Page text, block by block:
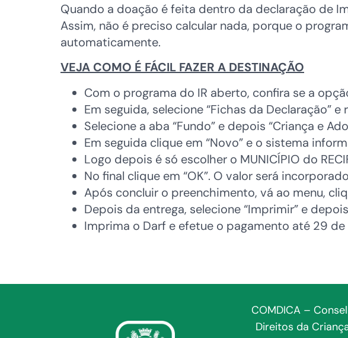
Quando a doação é feita dentro da declaração de
Assim, não é preciso calcular nada, porque o
automaticamente.
VEJA COMO É FÁCIL FAZER A DESTINAÇÃO
Com o programa do IR aberto, confira se a
Em seguida, selecione “Fichas da Declaração”
Selecione a aba “Fundo” e depois “Criança e
Em seguida clique em “Novo” e o sistema
Logo depois é só escolher o MUNICÍPIO do
No final clique em “OK”. O valor será
Após concluir o preenchimento, vá ao menu,
Depois da entrega, selecione “Imprimir” e
Imprima o Darf e efetue o pagamento até 29
COMDICA –
Direitos da